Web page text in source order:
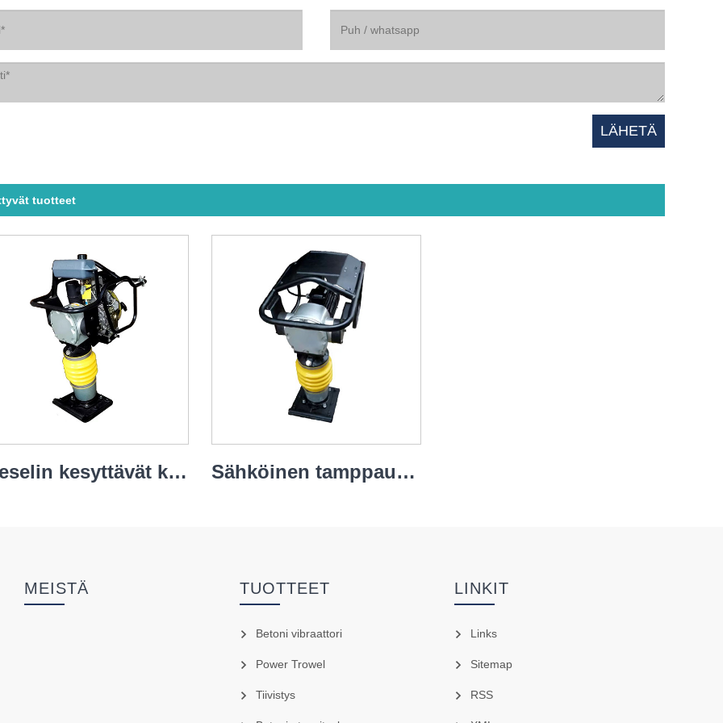
tuotteet
Dieselin kesyttävät kehykset Sähköinen tamppausjullari
MEISTÄ TUOTTEET
Betoni vibraattori
Power Trowel
Tiivistys
LINKIT
Links
Sitemap
RSS